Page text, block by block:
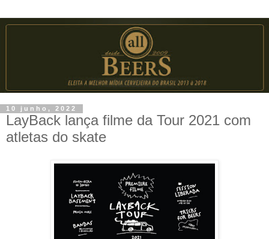
10 junho, 2022
LayBack lança filme da Tour 2021 com
atletas do skate